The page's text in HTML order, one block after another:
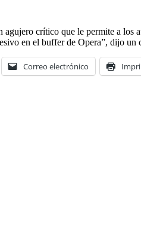
crítico que le permite a
en el buffer de Opera”, dijo
Correo electrónico